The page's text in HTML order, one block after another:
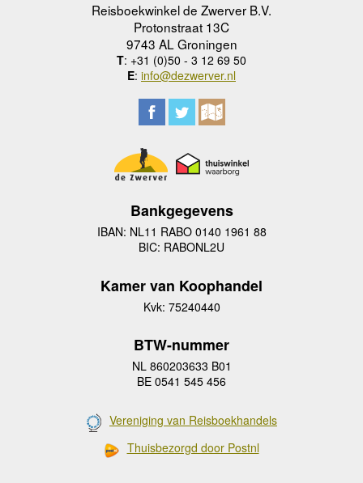
Reisboekwinkel de Zwerver B.V.
Protonstraat 13C
9743 AL Groningen
T: +31 (0)50 - 3 12 69 50
E: info@dezwerver.nl
Bankgegevens
IBAN: NL11 RABO 0140 1961 88
BIC: RABONL2U
Kamer van Koophandel
Kvk: 75240440
BTW-nummer
NL 860203633 B01
BE 0541 545 456
Vereniging van Reisboekhandels
Thuisbezorgd door Postnl